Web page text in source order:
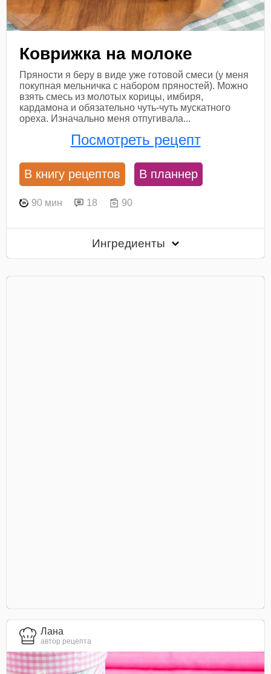
Коврижка на молоке
Пряности я беру в виде уже готовой смеси (у меня
покупная мельничка с набором пряностей). Можно
взять смесь из молотых корицы, имбиря,
кардамона и обязательно чуть-чуть мускатного
ореха. Изначально меня отпугивала...
Посмотреть рецепт
В книгу рецептов В планнер
90 мин 18 90
Ингредиенты
Лана
автор рецепта